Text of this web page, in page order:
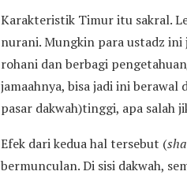
Karakteristik Timur itu sakral.
nurani. Mungkin para ustadz
rohani dan berbagi
jamaahnya, bisa jadi ini berawal
pasar dakwah)tinggi, apa salah
Efek dari kedua hal tersebut (
bermunculan. Di sisi dakwah,